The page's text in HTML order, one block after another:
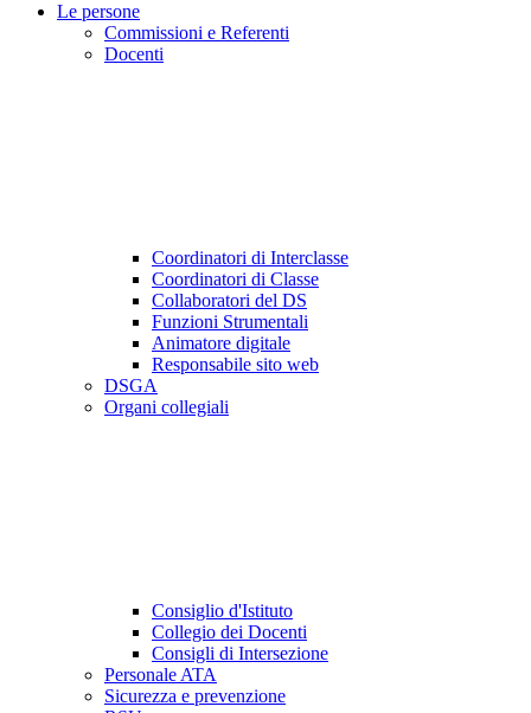
Le persone
Commissioni e Referenti
Docenti
Coordinatori di Interclasse
Coordinatori di Classe
Collaboratori del DS
Funzioni Strumentali
Animatore digitale
Responsabile sito web
DSGA
Organi collegiali
Consiglio d'Istituto
Collegio dei Docenti
Consigli di Intersezione
Personale ATA
Sicurezza e prevenzione